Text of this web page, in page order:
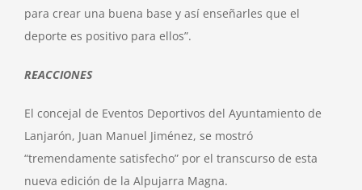
para crear una buena base y así enseñarles que el
deporte es positivo para ellos”.
REACCIONES
El concejal de Eventos Deportivos del Ayuntamiento de
Lanjarón, Juan Manuel Jiménez, se mostró
“tremendamente satisfecho” por el transcurso de esta
nueva edición de la Alpujarra Magna.